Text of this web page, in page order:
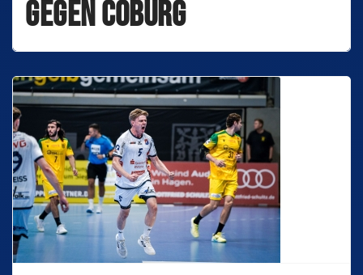
gegen Coburg